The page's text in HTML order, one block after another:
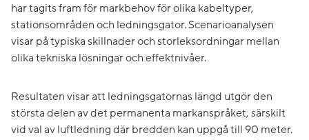
har tagits fram för markbehov för olika kabeltyper,
stationsområden och ledningsgator. Scenarioanalysen
visar på typiska skillnader och storleksordningar mellan
olika tekniska lösningar och effektnivåer.
Resultaten visar att ledningsgatornas längd utgör den
största delen av det permanenta markanspråket, särskilt
vid val av luftledning där bredden kan uppgå till 90 meter.